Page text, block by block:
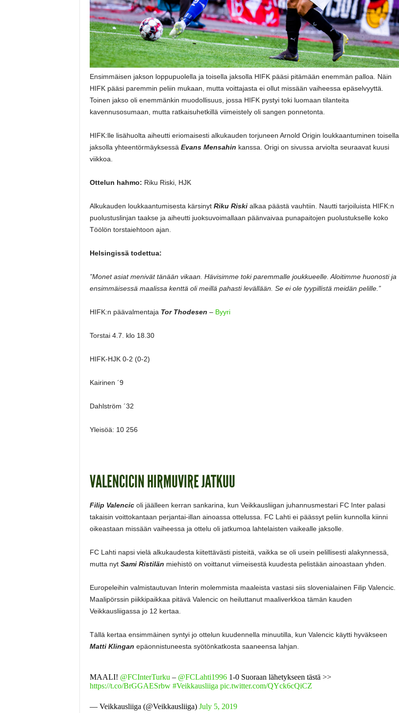
Ensimmäisen jakson loppupuolella ja toisella jaksolla HIFK pääsi pitämään enemmän palloa. Näin
HIFK pääsi paremmin peliin mukaan, mutta voittajasta ei ollut missään vaiheessa epäselvyyttä.
Toinen jakso oli enemmänkin muodollisuus, jossa HIFK pystyi toki luomaan tilanteita
kavennusosumaan, mutta ratkaisuhetkillä viimeistely oli sangen ponnetonta.
HIFK:lle lisähuolta aiheutti eriomaisesti alkukauden torjuneen Arnold Origin loukkaantuminen toisella
jaksolla yhteentörmäyksessä Evans Mensahin kanssa. Origi on sivussa arviolta seuraavat kuusi
viikkoa.
Ottelun hahmo: Riku Riski, HJK
Alkukauden loukkaantumisesta kärsinyt Riku Riskialkaa päästä vauhtiin. Nautti tarjoiluista HIFK:n
puolustuslinjan taakse ja aiheutti juoksuvoimallaan päänvaivaa punapaitojen puolustukselle koko
Töölön torstaiehtoon ajan.
Helsingissä todettua:
”Monet asiat menivät tänään vikaan. Hävisimme toki paremmalle joukkueelle. Aloitimme huonosti ja
ensimmäisessä maalissa kenttä oli meillä pahasti levällään. Se ei ole tyypillistä meidän pelille.”
HIFK:n päävalmentaja Tor Thodesen – Byyri
Torstai 4.7. klo 18.30
HIFK-HJK 0-2 (0-2)
Kairinen ´9
Dahlström ´32
Yleisöä: 10 256
VALENCICIN HIRMUVIRE JATKUU
Filip Valencicoli jäälleen kerran sankarina, kun Veikkausliigan juhannusmestari FC Inter palasi
takaisin voittokantaan perjantai-illan ainoassa ottelussa. FC Lahti ei päässyt peliin kunnolla kiinni
oikeastaan missään vaiheessa ja ottelu oli jatkumoa lahtelaisten vaikealle jaksolle.
FC Lahti napsi vielä alkukaudesta kiitettävästi pisteitä, vaikka se oli usein pelillisesti alakynnessä,
mutta nyt Sami Ristilän miehistö on voittanut viimeisestä kuudesta pelistään ainoastaan yhden.
Europeleihin valmistautuvan Interin molemmista maaleista vastasi siis slovenialainen Filip Valencic.
Maalipörssin piikkipaikkaa pitävä Valencic on heiluttanut maaliverkkoa tämän kauden
Veikkausliigassa jo 12 kertaa.
Tällä kertaa ensimmäinen syntyi jo ottelun kuudennella minuutilla, kun Valencic käytti hyväkseen
Matti Klingan epäonnistuneesta syötönkatkosta saaneensa lahjan.
MAALI! @FCInterTurku – @FCLahti19961-0 Suoraan lähetykseen tästä >>
https://t.co/BrGGAESrbw #Veikkausliiga pic.twitter.com/QYck6cQiCZ
— Veikkausliiga (@Veikkausliiga) July 5, 2019